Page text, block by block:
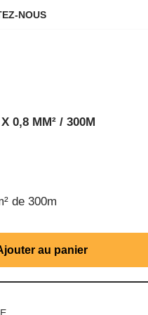
NOUS
0,8 MM² / 300M
de 300m
au panier